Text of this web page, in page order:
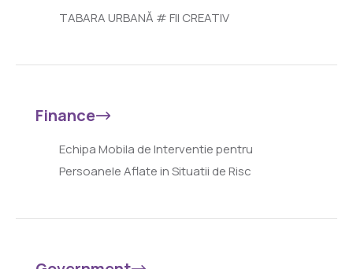
TABARA URBANĂ # FII CREATIV
Finance
Echipa Mobila de Interventie pentru
Persoanele Aflate in Situatii de Risc